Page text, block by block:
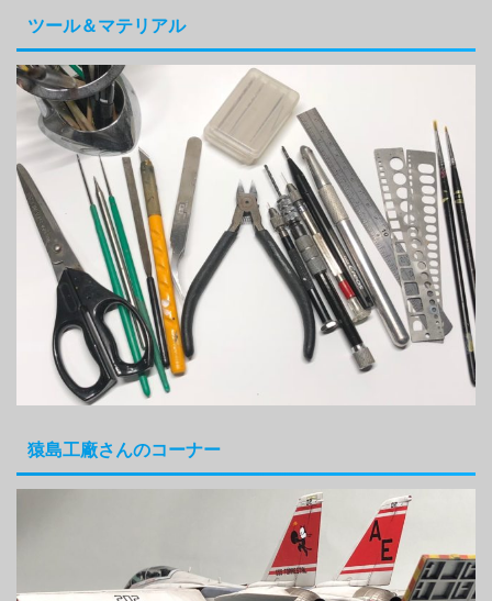
ツール＆マテリアル
猿島工廠さんのコーナー